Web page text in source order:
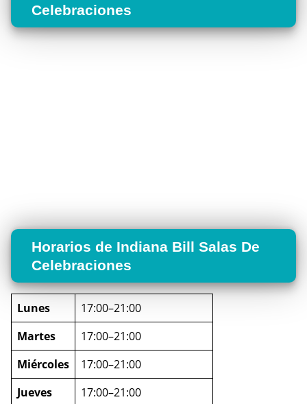
Celebraciones
Horarios de Indiana Bill Salas De
Celebraciones
Lunes
17:00–21:00
Martes
17:00–21:00
Miércoles
17:00–21:00
Jueves
17:00–21:00